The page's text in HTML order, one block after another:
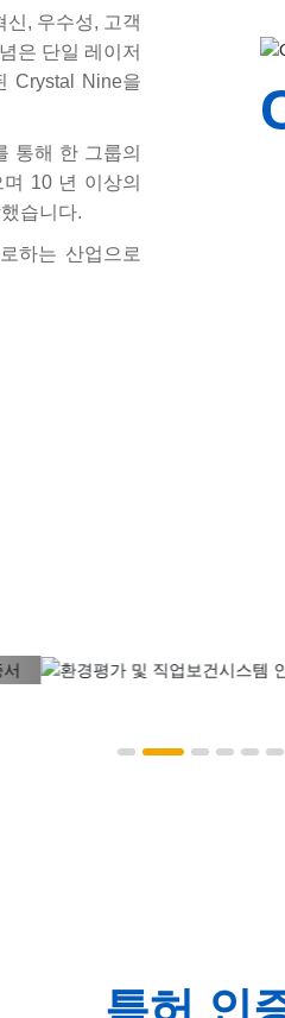
, 우수성, 고객
은 단일 레이저
Crystal Nine을
통해 한 그룹의
10 년 이상의
습니다.
하는 산업으로